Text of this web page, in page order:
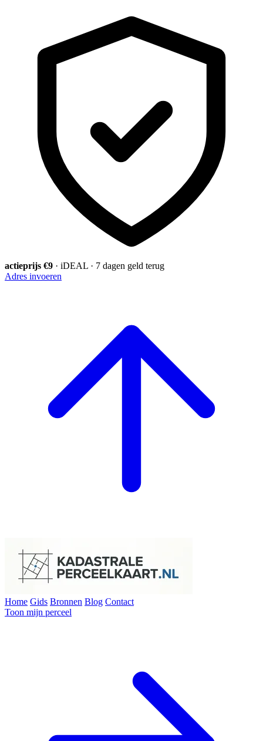
actieprijs €9 · iDEAL · 7 dagen geld terug
Adres invoeren
Home Gids Bronnen Blog Contact
Toon mijn perceel